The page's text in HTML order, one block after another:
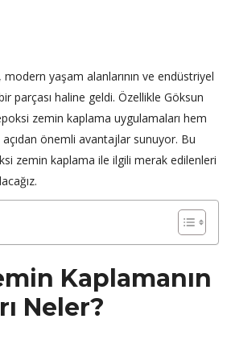
yaşam alanlarının ve endüstriyel
parçası haline geldi. Özellikle Göksun
zemin kaplama uygulamaları hem
önemli avantajlar sunuyor. Bu
zemin kaplama ile ilgili merak edilenleri
Kaplamanın
Neler?